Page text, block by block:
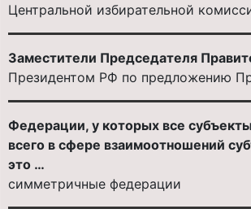
Центральной избирательной
Заместители Председателя
Президентом РФ по предложению
Федерации, у которых все
всего в сфере взаимоотношений
это …
симметричные федерации